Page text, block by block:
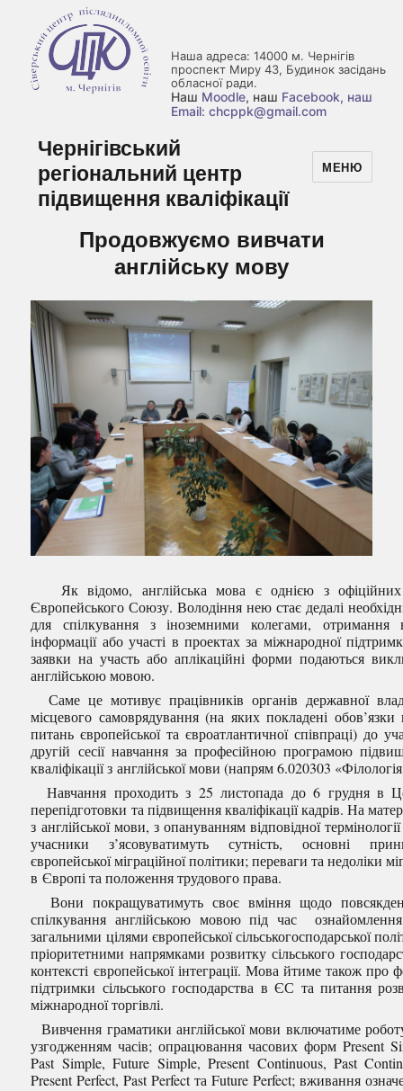
Наша адреса: 14000 м. Чернігів
проспект Миру 43, Будинок засідань
обласної ради.
Наш Moodle, наш Facebook, наш
Email: chcppk@gmail.com
Чернігівський
регіональний центр
підвищення кваліфікації
МЕНЮ
Продовжуємо вивчати
англійську мову
Як відомо, англійська мова є однією з
Європейського Союзу. Володіння нею стає дедалі
для спілкування з іноземними колегами, отримання
інформації або участі в проектах за міжнародної
заявки на участь або аплікаційні форми подаються
англійською мовою.
Саме це мотивує працівників органів державної
місцевого самоврядування (на яких покладені
питань європейської та євроатлантичної співпраці) до
другій сесії навчання за професійною програмою
кваліфікації з англійської мови (напрям 6.020303
Навчання проходить з 25 листопада до 6 грудня в
перепідготовки та підвищення кваліфікації кадрів. На
з англійської мови, з опануванням відповідної
учасники з’ясовуватимуть сутність, основні
європейської міграційної політики; переваги та недоліки
в Європі та положення трудового права.
Вони покращуватимуть своє вміння щодо
спілкування англійською мовою під час
загальними цілями європейської сільськогосподарської
пріоритетними напрямками розвитку сільського
контексті європейської інтеграції. Мова йтиме також про
підтримки сільського господарства в ЄС та питання
міжнародної торгівлі.
Вивчення граматики англійської мови включатиме
узгодженням часів; опрацювання часових форм Present
Past Simple, Future Simple, Present Continuous, Past
Present Perfect, Past Perfect та Future Perfect; вживання